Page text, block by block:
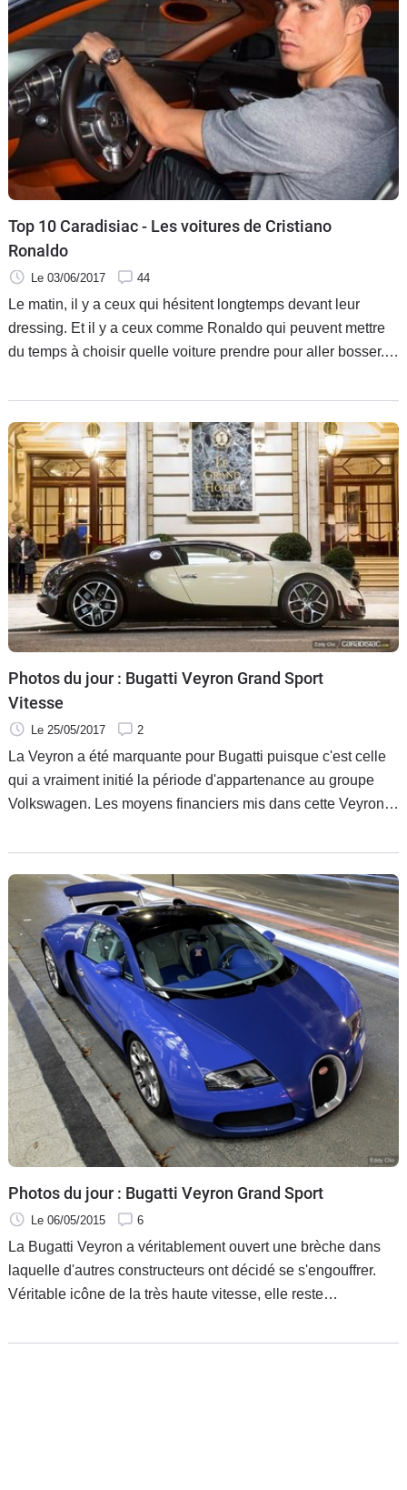
Top 10 Caradisiac - Les voitures de Cristiano
Ronaldo
Le 03/06/2017 44
Le matin, il y a ceux qui hésitent longtemps devant leur
dressing. Et il y a ceux comme Ronaldo qui peuvent mettre
du temps à choisir quelle voiture prendre pour aller bosser.
football. Pour savoir en quoi il roule avant la finale de la
Ligue des Champions, pas besoin de planquer en mode
paparazzi devant son domicile : il suffit de parcourir son
Instagram !
Photos du jour : Bugatti Veyron Grand Sport
Vitesse
Le 25/05/2017 2
La Veyron a été marquante pour Bugatti puisque c'est celle
qui a vraiment initié la période d'appartenance au groupe
Volkswagen. Les moyens financiers mis dans cette Veyron
faibles. Mais qu'importe, il s'agit d'une image, et quelle
image.
Photos du jour : Bugatti Veyron Grand Sport
Le 06/05/2015 6
La Bugatti Veyron a véritablement ouvert une brèche dans
laquelle d'autres constructeurs ont décidé se s'engouffrer.
Véritable icône de la très haute vitesse, elle reste